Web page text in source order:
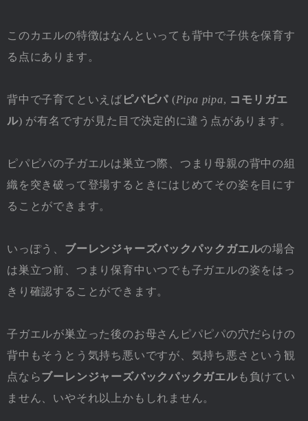
このカエルの特徴はなんといっても背中で子供を保育す
る点にあります。
背中で子育てといえば ピパピパ (Pipa pipa, コモリガエ
ル) が有名ですが見た目で決定的に違う点があります。
ピパピパの子ガエルは巣立つ際、つまり母親の背中の組
織を突き破って登場するときにはじめてその姿を目にす
ることができます。
いっぽう、 ブーレンジャーズバックパックガエルの場合
は巣立つ前、つまり保育中いつでも子ガエルの姿をはっ
きり確認することができます。
子ガエルが巣立った後のお母さんピパピパの穴だらけの
背中もそうとう気持ち悪いですが、気持ち悪さという観
点ならブーレンジャーズバックパックガエルも負けてい
ません、いやそれ以上かもしれません。